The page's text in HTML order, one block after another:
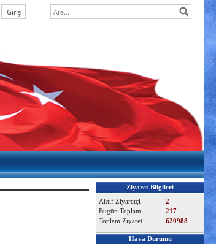
Ziyaret Bilgileri
Aktif Ziyaretçi
2
Bugün Toplam
217
Toplam Ziyaret
620988
Hava Durumu